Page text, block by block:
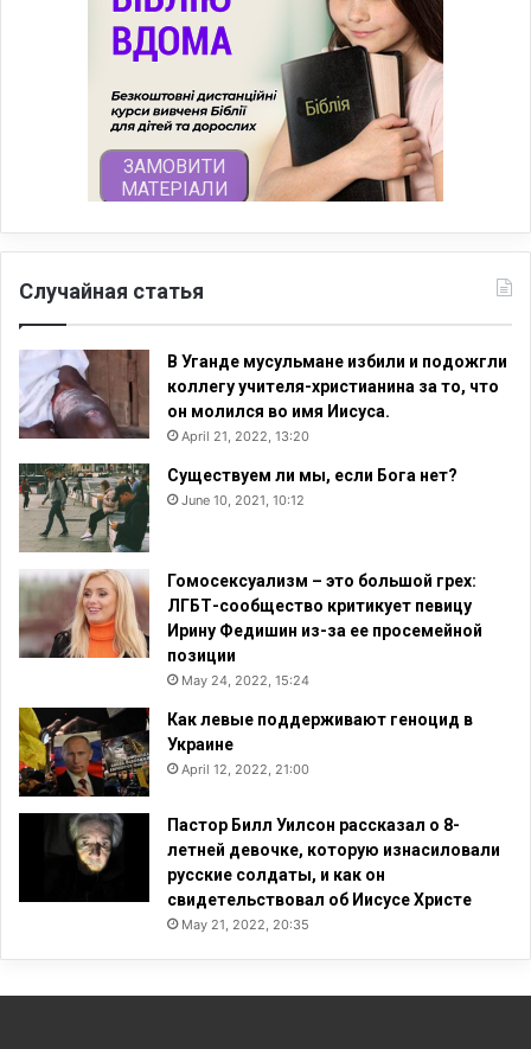
Случайная статья
В Уганде мусульмане избили и подожгли
коллегу учителя-христианина за то, что
он молился во имя Иисуса.
April 21, 2022, 13:20
Существуем ли мы, если Бога нет?
June 10, 2021, 10:12
Гомосексуализм – это большой грех:
ЛГБТ-сообщество критикует певицу
Ирину Федишин из-за ее просемейной
позиции
May 24, 2022, 15:24
Как левые поддерживают геноцид в
Украине
April 12, 2022, 21:00
Пастор Билл Уилсон рассказал о 8-
летней девочке, которую изнасиловали
русские солдаты, и как он
свидетельствовал об Иисусе Христе
May 21, 2022, 20:35